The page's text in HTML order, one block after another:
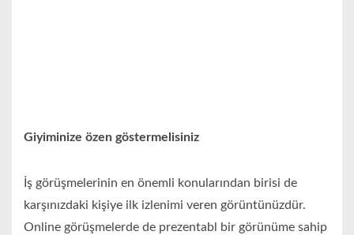
Giyiminize özen göstermelisiniz
İş görüşmelerinin en önemli konularından birisi de
karşınızdaki kişiye ilk izlenimi veren görüntünüzdür.
Online görüşmelerde de prezentabl bir görünüme sahip